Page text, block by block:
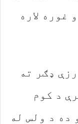
غوره لاره
ډګر ته
د کوم
ده د ولس له